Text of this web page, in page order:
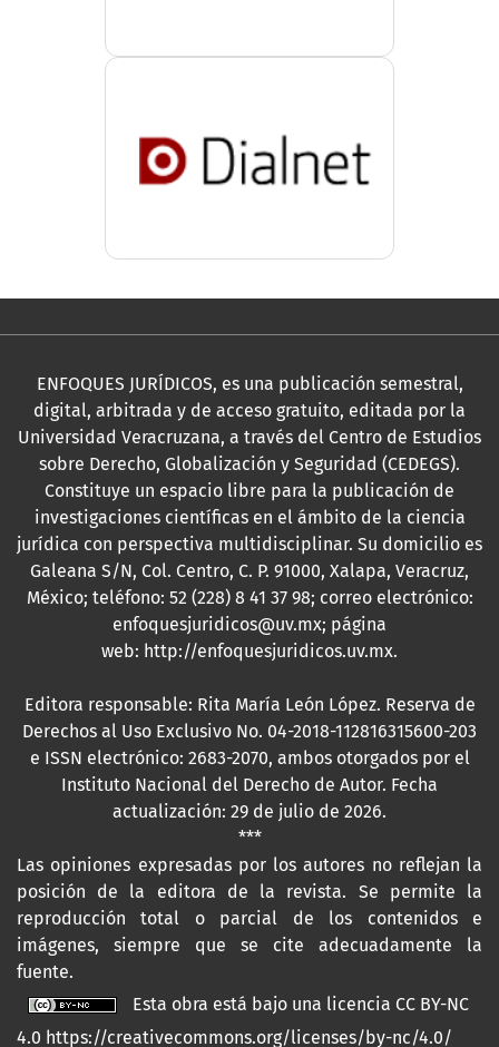
ENFOQUES JURÍDICOS, es una publicación semestral,
digital, arbitrada y de acceso gratuito, editada por la
Universidad Veracruzana, a través del Centro de Estudios
sobre Derecho, Globalización y Seguridad (CEDEGS).
Constituye un espacio libre para la publicación de
investigaciones científicas en el ámbito de la ciencia
jurídica con perspectiva multidisciplinar. Su domicilio es
Galeana S/N, Col. Centro, C. P. 91000, Xalapa, Veracruz,
México; teléfono: 52 (228) 8 41 37 98; correo electrónico:
enfoquesjuridicos@uv.mx; página
web: http://enfoquesjuridicos.uv.mx.
Editora responsable: Rita María León López. Reserva de
Derechos al Uso Exclusivo No. 04-2018-112816315600-203
e ISSN electrónico: 2683-2070, ambos otorgados por el
Instituto Nacional del Derecho de Autor. Fecha
actualización: 29 de julio de 2026.
***
Las opiniones expresadas por los autores no reflejan la
posición de la editora de la revista. Se permite la
reproducción total o parcial de los contenidos e
imágenes, siempre que se cite adecuadamente la
fuente.
Esta obra está bajo una licencia CC BY-NC
4.0 https://creativecommons.org/licenses/by-nc/4.0/